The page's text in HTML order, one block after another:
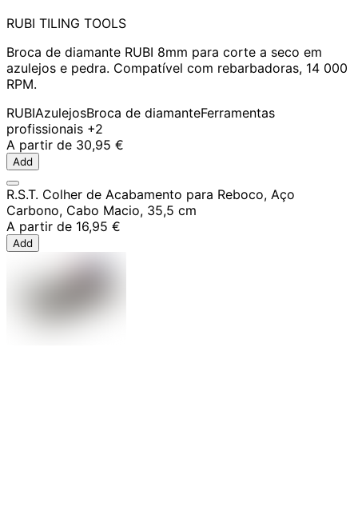
RUBI TILING TOOLS
Broca de diamante RUBI 8mm para corte a seco em
azulejos e pedra. Compatível com rebarbadoras, 14 000
RPM.
RUBIAzulejosBroca de diamanteFerramentas
profissionais +2
A partir de 30,95 €
Add
R.S.T. Colher de Acabamento para Reboco, Aço
Carbono, Cabo Macio, 35,5 cm
A partir de 16,95 €
Add